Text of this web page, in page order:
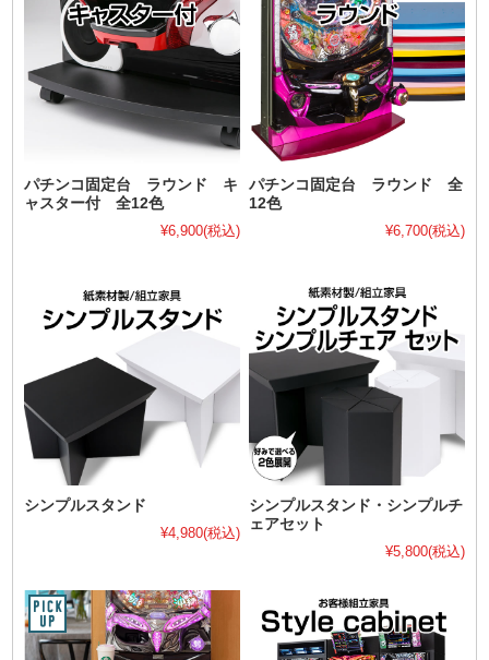
パチンコ固定台 ラウンド キ
ャスター付 全12色
¥6,900(税込)
パチンコ固定台 ラウンド 全
12色
¥6,700(税込)
シンプルスタンド
¥4,980(税込)
シンプルスタンド・シンプルチ
ェアセット
¥5,800(税込)